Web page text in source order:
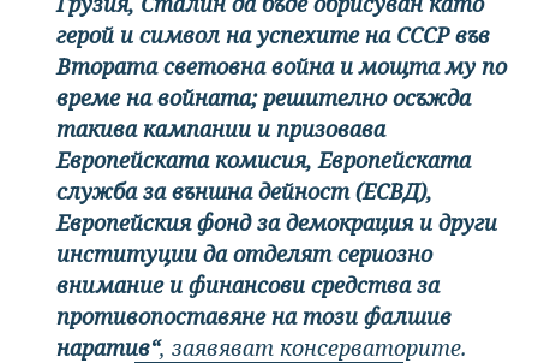
герой и символ на успехите на СССР във
Втората световна война и мощта му по
време на войната; решително осъжда
такива кампании и призовава
Европейската комисия, Европейската
служба за външна дейност (ЕСВД),
Европейския фонд за демокрация и други
институции да отделят сериозно
внимание и финансови средства за
противопоставяне на този фалшив
наратив“, заявяват консерваторите.